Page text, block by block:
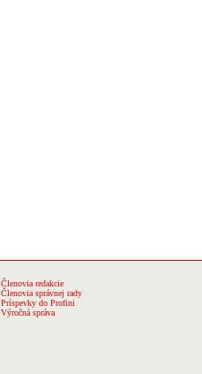
Členovia redakcie
Členovia správnej rady
Príspevky do Profini
Výročná správa